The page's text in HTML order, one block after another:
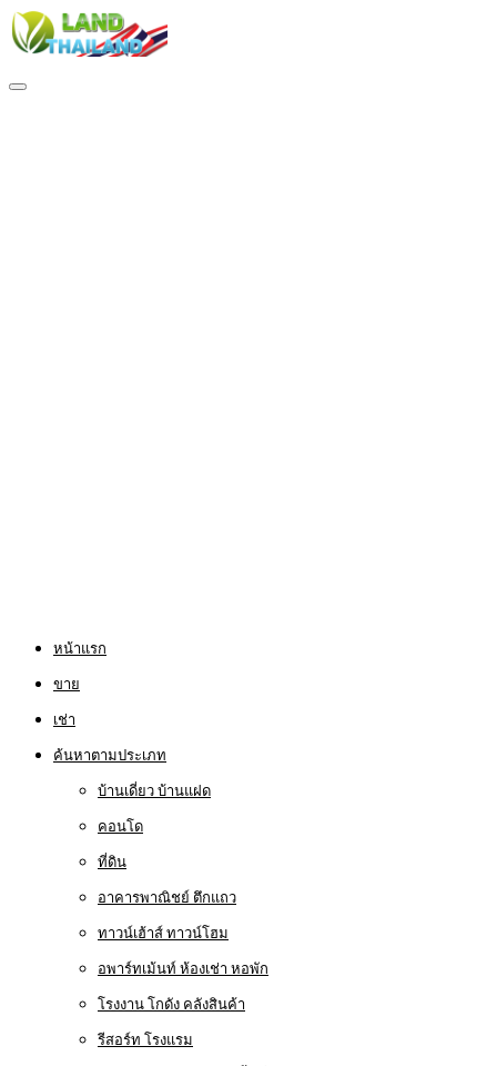
หน้าแรก
ขาย
เช่า
ค้นหาตามประเภท
บ้านเดี่ยว บ้านแฝด
คอนโด
ที่ดิน
อาคารพาณิชย์ ตึกแถว
ทาวน์เฮ้าส์ ทาวน์โฮม
อพาร์ทเม้นท์ ห้องเช่า หอพัก
โรงงาน โกดัง คลังสินค้า
รีสอร์ท โรงแรม